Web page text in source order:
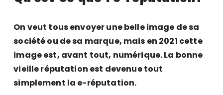
On veut tous envoyer une belle image de sa
société ou de sa marque, mais en 2021 cette
image est, avant tout, numérique. La bonne
vieille réputation est devenue tout
simplement la e-réputation.